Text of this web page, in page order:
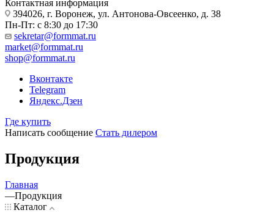
Контактная информация
394026, г. Воронеж, ул. Антонова-Овсеенко, д. 38
Пн-Пт: с 8:30 до 17:30
sekretar@formmat.ru
market@formmat.ru
shop@formmat.ru
Вконтакте
Telegram
Яндекс.Дзен
Где купить
Написать сообщение Стать дилером
Продукция
Главная
—Продукция
Каталог